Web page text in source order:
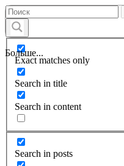
Больше...
Exact matches only
Search in title
Search in content
Search in posts